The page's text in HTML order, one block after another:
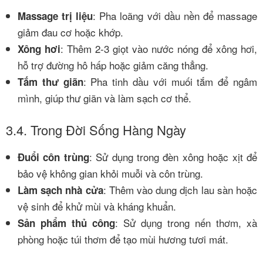
Massage trị liệu: Pha loãng với dầu nền để massage
giảm đau cơ hoặc khớp.
Xông hơi: Thêm 2-3 giọt vào nước nóng để xông hơi,
hỗ trợ đường hô hấp hoặc giảm căng thẳng.
Tắm thư giãn: Pha tinh dầu với muối tắm để ngâm
mình, giúp thư giãn và làm sạch cơ thể.
3.4. Trong Đời Sống Hàng Ngày
Đuổi côn trùng: Sử dụng trong đèn xông hoặc xịt để
bảo vệ không gian khỏi muỗi và côn trùng.
Làm sạch nhà cửa: Thêm vào dung dịch lau sàn hoặc
vệ sinh để khử mùi và kháng khuẩn.
Sản phẩm thủ công: Sử dụng trong nến thơm, xà
phòng hoặc túi thơm để tạo mùi hương tươi mát.